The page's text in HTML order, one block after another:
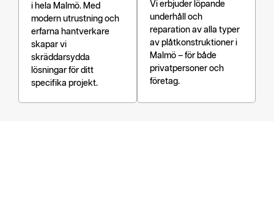
i hela Malmö. Med
modern utrustning och
erfarna hantverkare
skapar vi
skräddarsydda
lösningar för ditt
specifika projekt.
Vi erbjuder löpande
underhåll och
reparation av alla typer
av plåtkonstruktioner i
Malmö – för både
privatpersoner och
företag.